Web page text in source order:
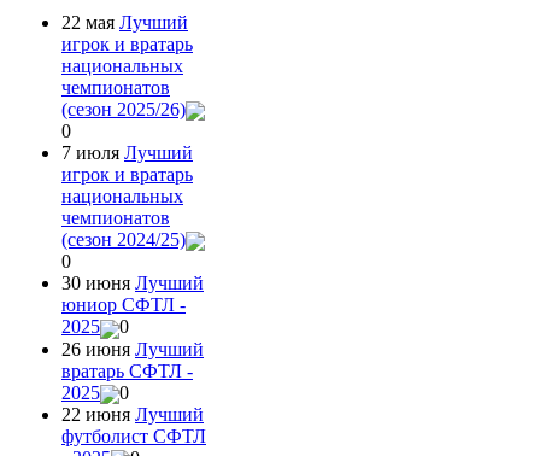
22 мая Лучший
игрок и вратарь
национальных
чемпионатов
(сезон 2025/26)
0
7 июля Лучший
игрок и вратарь
национальных
чемпионатов
(сезон 2024/25)
0
30 июня Лучший
юниор СФТЛ -
2025
0
26 июня Лучший
вратарь СФТЛ -
2025
0
22 июня Лучший
футболист СФТЛ